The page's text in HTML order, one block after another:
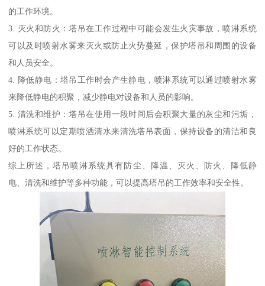
的工作环境。
3. 灭火和防火：塔吊在工作过程中可能会发生火灾事故，喷淋系统
可以及时喷射水雾来灭火或防止火势蔓延，保护塔吊和周围的设备
和人员安全。
4. 降低静电：塔吊工作时会产生静电，喷淋系统可以通过喷射水雾
来降低静电的积聚，减少静电对设备和人员的影响。
5. 清洗和维护：塔吊在使用一段时间后会积聚大量的灰尘和污垢，
喷淋系统可以定期喷洒清水来清洗塔吊表面，保持设备的清洁和良
好的工作状态。
综上所述，塔吊喷淋系统具有防尘、降温、灭火、防火、降低静
电、清洗和维护等多种功能，可以提高塔吊的工作效率和安全性。